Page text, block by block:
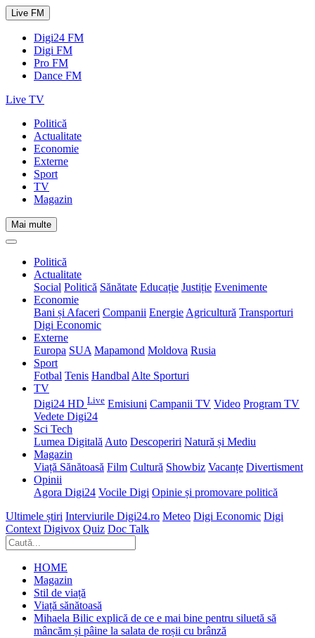
Live FM
Digi24 FM
Digi FM
Pro FM
Dance FM
Live TV
Politică
Actualitate
Economie
Externe
Sport
TV
Magazin
Mai multe
Politică
Actualitate
Social Politică Sănătate Educație Justiție Evenimente
Economie
Bani și Afaceri Companii Energie Agricultură Transporturi
Digi Economic
Externe
Europa SUA Mapamond Moldova Rusia
Sport
Fotbal Tenis Handbal Alte Sporturi
TV
Digi24 HD Live Emisiuni Campanii TV Video Program TV
Vedete Digi24
Sci Tech
Lumea Digitală Auto Descoperiri Natură și Mediu
Magazin
Viață Sănătoasă Film Cultură Showbiz Vacanțe Divertisment
Opinii
Agora Digi24 Vocile Digi Opinie și promovare politică
Ultimele știri Interviurile Digi24.ro Meteo Digi Economic Digi
Context Digivox Quiz Doc Talk
HOME
Magazin
Stil de viață
Viață sănătoasă
Mihaela Bilic explică de ce e mai bine pentru siluetă să
mâncăm și pâine la salata de roșii cu brânză